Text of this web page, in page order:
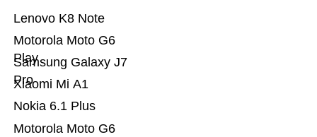
Motorola Moto G6
Nokia 6.1 Plus
Xiaomi Mi A1
Samsung Galaxy J7
Pro
Motorola Moto G6
Play
Lenovo K8 Note